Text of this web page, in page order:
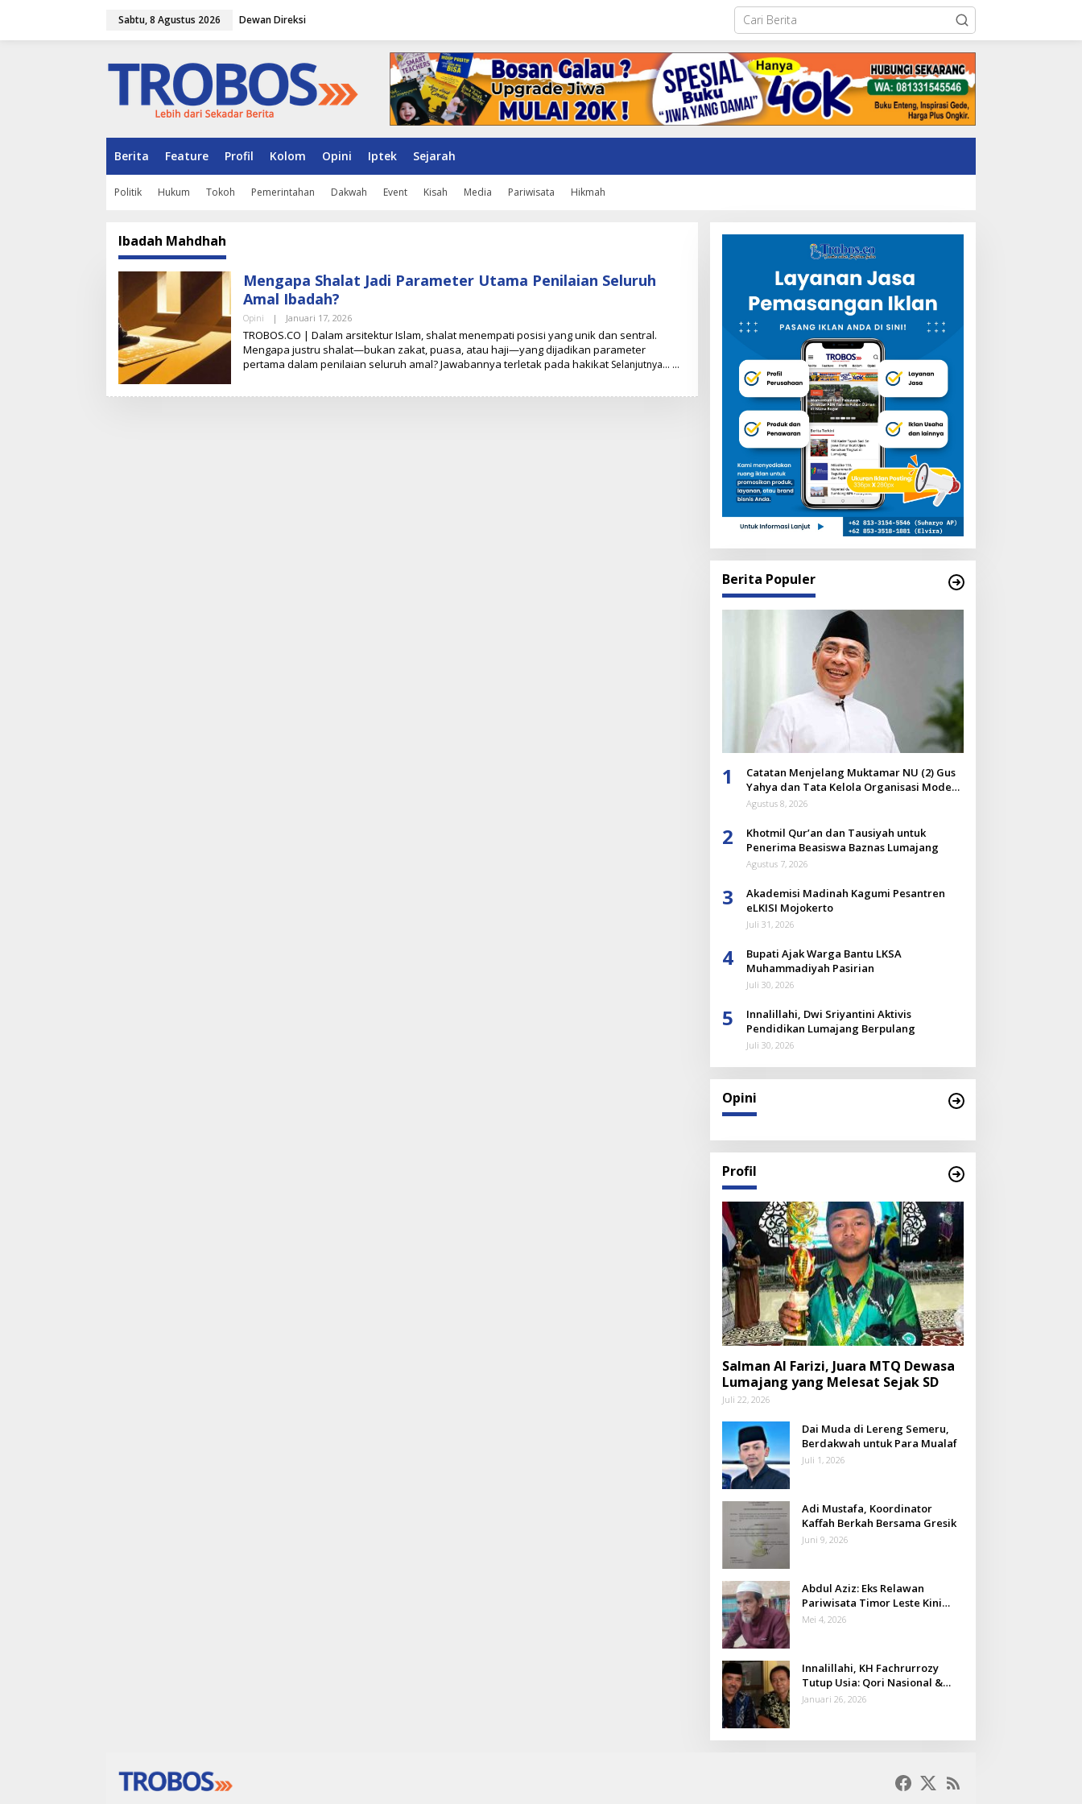
Sabtu, 8 Agustus 2026 Dewan Direksi
Berita Feature Profil Kolom Opini Iptek Sejarah
Politik Hukum Tokoh Pemerintahan Dakwah Event Kisah Media Pariwisata Hikmah
Ibadah Mahdhah
Mengapa Shalat Jadi Parameter Utama Penilaian Seluruh
Amal Ibadah?
Opini | Januari 17, 2026
E
H
T
R
TROBOS.CO | Dalam arsitektur Islam, shalat menempati posisi yang unik dan sentral.
Mengapa justru shalat—bukan zakat, puasa, atau haji—yang dijadikan parameter
pertama dalam penilaian seluruh amal? Jawabannya terletak pada hakikat Selanjutnya…
Berita Populer
1
Catatan Menjelang Muktamar NU (2) Gus
Yahya dan Tata Kelola Organisasi Modern
yang Menyandera Dirinya
Agustus 8, 2026
2
Khotmil Qur’an dan Tausiyah untuk
Penerima Beasiswa Baznas Lumajang
Agustus 7, 2026
3
Akademisi Madinah Kagumi Pesantren
eLKISI Mojokerto
Juli 31, 2026
4
Bupati Ajak Warga Bantu LKSA
Muhammadiyah Pasirian
Juli 30, 2026
5
Innalillahi, Dwi Sriyantini Aktivis
Pendidikan Lumajang Berpulang
Juli 30, 2026
Opini
Profil
Salman Al Farizi, Juara MTQ Dewasa
Lumajang yang Melesat Sejak SD
Juli 22, 2026
Dai Muda di Lereng Semeru,
Berdakwah untuk Para Mualaf
Juli 1, 2026
Adi Mustafa, Koordinator
Kaffah Berkah Bersama Gresik
Juni 9, 2026
Abdul Aziz: Eks Relawan
Pariwisata Timor Leste Kini
Takmir Kalisat
Mei 4, 2026
Innalillahi, KH Fachrurrozy
Tutup Usia: Qori Nasional &
Mantan Kadis Kemenag yang
Januari 26, 2026